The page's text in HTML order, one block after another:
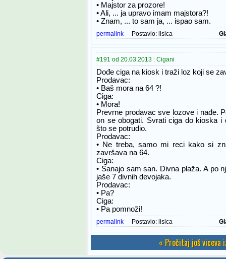
• Majstor za prozore!
• Ali, ... ja upravo imam majstora?!
• Znam, ... to sam ja, ... ispao sam.
permalink Postavio: lisica
#191 od 20.03.2013 : Cigani
Dođe ciga na kiosk i traži loz koji se
Prodavac:
• Baš mora na 64 ?!
Ciga:
• Mora!
Prevrne prodavac sve lozove i nađe.
on se obogati. Svrati ciga do kioska i
što se potrudio.
Prodavac:
• Ne treba, samo mi reci kako si
završava na 64.
Ciga:
• Sanajo sam san. Divna plaža. A po
jaše 7 divnih devojaka.
Prodavac:
• Pa?
Ciga:
• Pa pomnoži!
permalink Postavio: lisica
« Pročitaj još viceva